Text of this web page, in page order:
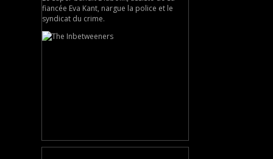
fiancée Eva Kant, nargue la police et le
syndicat du crime.